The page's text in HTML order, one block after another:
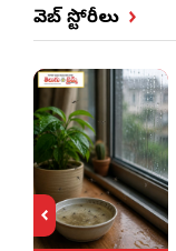
వెబ్ స్టోరీలు